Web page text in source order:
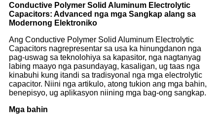
Conductive Polymer Solid Aluminum Electrolytic
Capacitors: Advanced nga mga Sangkap alang sa
Modernong Elektroniko
Ang Conductive Polymer Solid Aluminum Electrolytic
Capacitors nagrepresentar sa usa ka hinungdanon nga
pag-uswag sa teknolohiya sa kapasitor, nga nagtanyag
labing maayo nga pasundayag, kasaligan, ug taas nga
kinabuhi kung itandi sa tradisyonal nga mga electrolytic
capacitor. Niini nga artikulo, atong tukion ang mga bahin,
benepisyo, ug aplikasyon niining mga bag-ong sangkap.
Mga bahin